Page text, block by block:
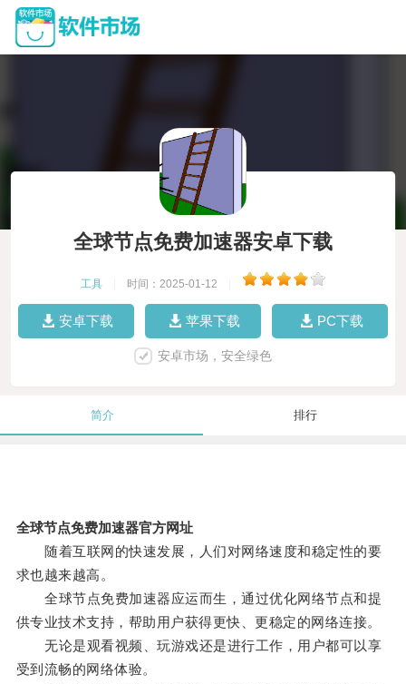
全球节点免费加速器安卓下载
工具 时间：2025-01-12
安卓下载 苹果下载 PC下载
安卓市场，安全绿色
简介 排行
全球节点免费加速器官方网址
随着互联网的快速发展，人们对网络速度和稳定性的要
求也越来越高。
全球节点免费加速器应运而生，通过优化网络节点和提
供专业技术支持，帮助用户获得更快、更稳定的网络连接。
无论是观看视频、玩游戏还是进行工作，用户都可以享
受到流畅的网络体验。